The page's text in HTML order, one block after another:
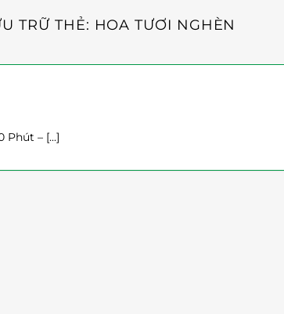
TRỮ THẺ: HOA TƯƠI NGHÈN
Phút – [...]